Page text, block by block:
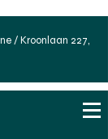
/ Kroonlaan 227,